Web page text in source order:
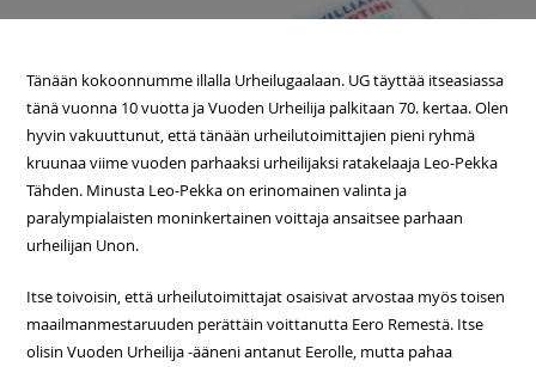
Tänään kokoonnumme illalla Urheilugaalaan. UG täyttää itseasiassa
tänä vuonna 10 vuotta ja Vuoden Urheilija palkitaan 70. kertaa. Olen
hyvin vakuuttunut, että tänään urheilutoimittajien pieni ryhmä
kruunaa viime vuoden parhaaksi urheilijaksi ratakelaaja Leo-Pekka
Tähden. Minusta Leo-Pekka on erinomainen valinta ja
paralympialaisten moninkertainen voittaja ansaitsee parhaan
urheilijan Unon.
Itse toivoisin, että urheilutoimittajat osaisivat arvostaa myös toisen
maailmanmestaruuden perättäin voittanutta Eero Remestä. Itse
olisin Vuoden Urheilija -ääneni antanut Eerolle, mutta pahaa